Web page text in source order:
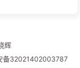
辉
备32021402003787